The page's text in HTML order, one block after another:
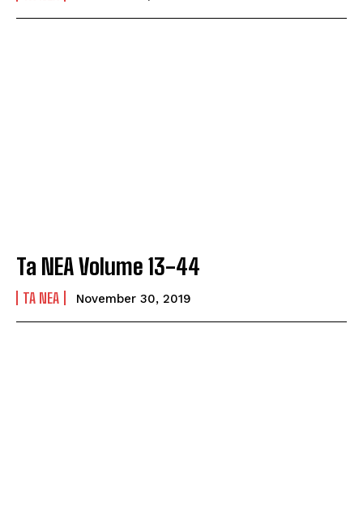
Ta NEA Volume 13-44
TA NEA November 30, 2019